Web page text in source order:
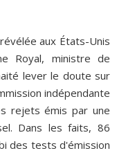
aux États-Unis
Royal, ministre de
lever le doute sur
indépendante
rejets émis par une
Dans les faits, 86
des tests d'émission